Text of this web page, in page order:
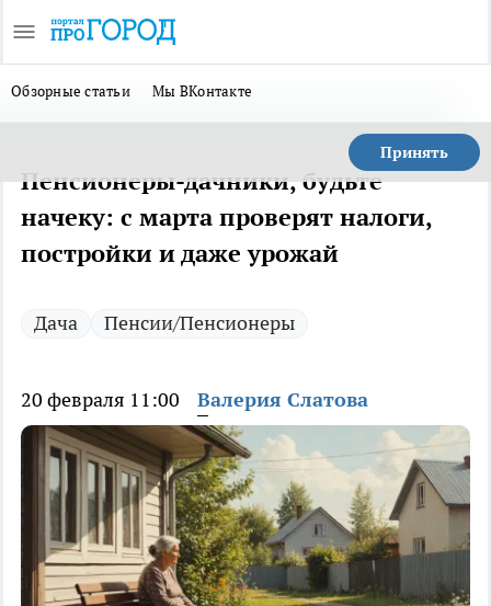
Обзорные статьи Мы ВКонтакте
Принять
Пенсионеры-дачники, будьте
начеку: с марта проверят налоги,
постройки и даже урожай
Дача Пенсии/Пенсионеры
20 февраля 11:00 Валерия Слатова